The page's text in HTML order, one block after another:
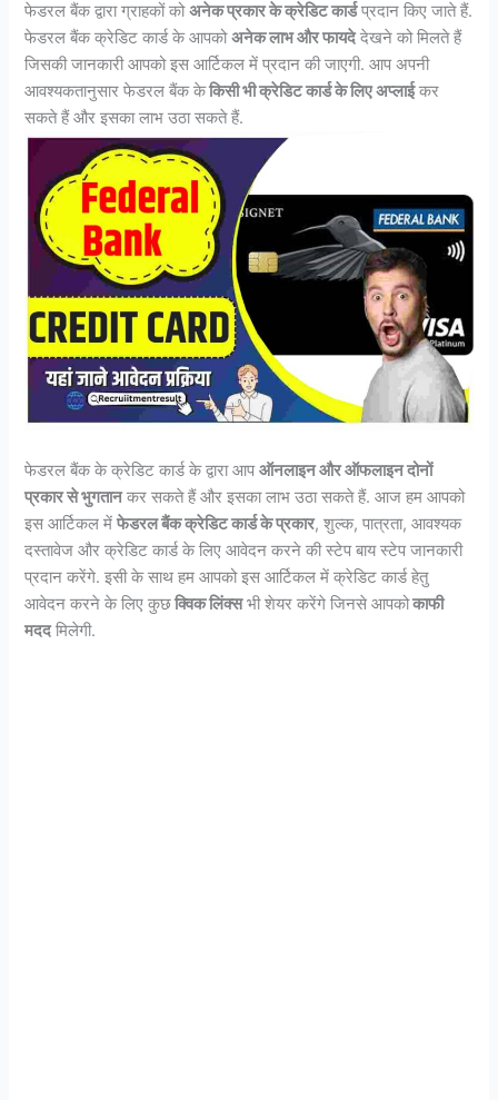
फेडरल बैंक द्वारा ग्राहकों कोअनेक प्रकार के क्रेडिट कार्डप्रदान किए जाते हैं.
फेडरल बैंक क्रेडिट कार्ड के आपकोअनेक लाभ और फायदेदेखने को मिलते हैं
जिसकी जानकारी आपको इस आर्टिकल में प्रदान की जाएगी. आप अपनी
आवश्यकतानुसार फेडरल बैंक केकिसी भी क्रेडिट कार्ड के लिए अप्लाईकर
सकते हैं और इसका लाभ उठा सकते हैं.
फेडरल बैंक के क्रेडिट कार्ड के द्वारा आपऑनलाइन और ऑफलाइन दोनों
प्रकार से भुगतानकर सकते हैं और इसका लाभ उठा सकते हैं. आज हम आपको
इस आर्टिकल मेंफेडरल बैंक क्रेडिट कार्ड के प्रकार, शुल्क, पात्रता, आवश्यक
दस्तावेज और क्रेडिट कार्ड के लिए आवेदन करने की स्टेप बाय स्टेप जानकारी
प्रदान करेंगे. इसी के साथ हम आपको इस आर्टिकल में क्रेडिट कार्ड हेतु
आवेदन करने के लिए कुछक्विक लिंक्सभी शेयर करेंगे जिनसे आपकोकाफी
मददमिलेगी.